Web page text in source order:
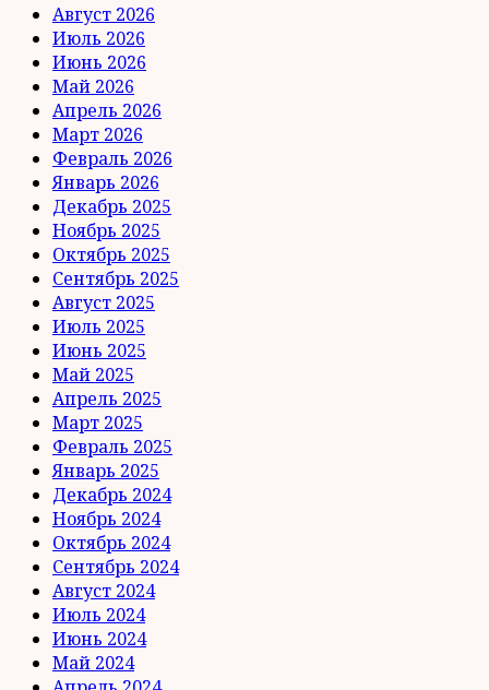
Август 2026
Июль 2026
Июнь 2026
Май 2026
Апрель 2026
Март 2026
Февраль 2026
Январь 2026
Декабрь 2025
Ноябрь 2025
Октябрь 2025
Сентябрь 2025
Август 2025
Июль 2025
Июнь 2025
Май 2025
Апрель 2025
Март 2025
Февраль 2025
Январь 2025
Декабрь 2024
Ноябрь 2024
Октябрь 2024
Сентябрь 2024
Август 2024
Июль 2024
Июнь 2024
Май 2024